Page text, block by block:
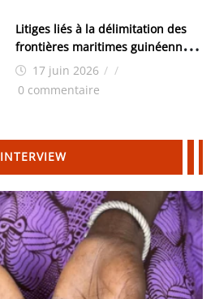
Litiges liés à la délimitation des
frontières maritimes guinéennes:
Idrissa Chérif écrit au ministre
des Hydrocarbures
17 juin 2026 / /
0 commentaire
INTERVIEW